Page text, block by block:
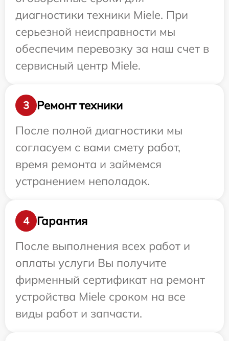
диагностики техники Miele. При
серьезной неисправности мы
обеспечим перевозку за наш счет в
сервисный центр Miele.
3
Ремонт техники
После полной диагностики мы
согласуем с вами смету работ,
время ремонта и займемся
устранением неполадок.
4
Гарантия
После выполнения всех работ и
оплаты услуги Вы получите
фирменный сертификат на ремонт
устройства Miele сроком на все
виды работ и запчасти.